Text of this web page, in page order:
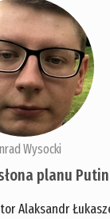
Wysocki
planu
Alaksandr